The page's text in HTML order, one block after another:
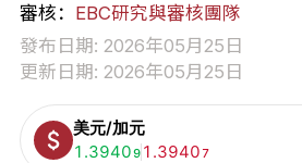
審核： EBC研究與審核團隊
發布日期: 2026年05月25日
更新日期: 2026年05月25日
美元/加元
買入:
1.39409賣出:
1.3940 7